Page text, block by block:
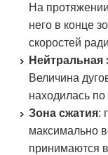
На
него в конце
скоростей
Нейтральная
Величина
находилась
Зона сжатия:
максимально
принимаются